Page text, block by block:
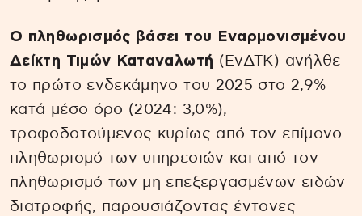
Ο πληθωρισμός βάσει του Εναρμονισμένου
Δείκτη Τιμών Καταναλωτή (ΕνΔΤΚ) ανήλθε
το πρώτο ενδεκάμηνο του 2025 στο 2,9%
κατά μέσο όρο (2024: 3,0%),
τροφοδοτούμενος κυρίως από τον επίμονο
πληθωρισμό των υπηρεσιών και από τον
πληθωρισμό των μη επεξεργασμένων ειδών
διατροφής, παρουσιάζοντας έντονες